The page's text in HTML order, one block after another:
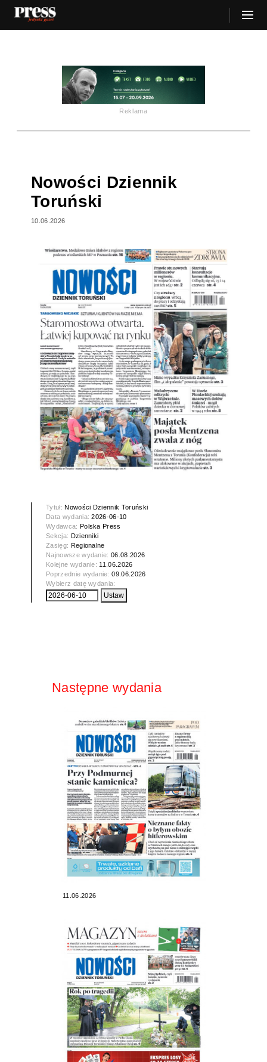
Reklama
Nowości Dziennik
Toruński
10.06.2026
Tytuł: Nowości Dziennik Toruński
Data wydania:2026-06-10
Wydawca: Polska Press
Sekcja: Dzienniki
Zasięg: Regionalne
Najnowsze wydanie:06.08.2026
Kolejne wydanie: 11.06.2026
Poprzednie wydanie:09.06.2026
Wybierz datę wydania:
Następne wydania
11.06.2026